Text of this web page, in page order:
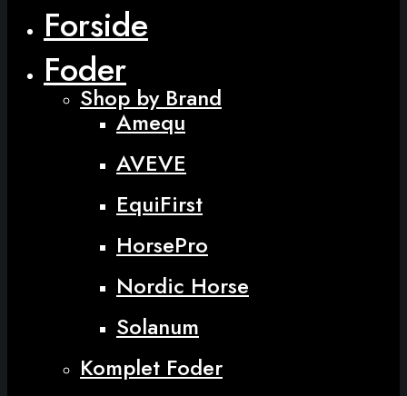
Forside
Foder
Shop by Brand
Amequ
AVEVE
EquiFirst
HorsePro
Nordic Horse
Solanum
Komplet Foder